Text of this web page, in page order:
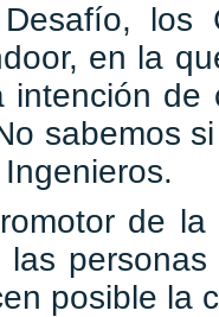
los
en la
intención
sabemos
de
las
posible la